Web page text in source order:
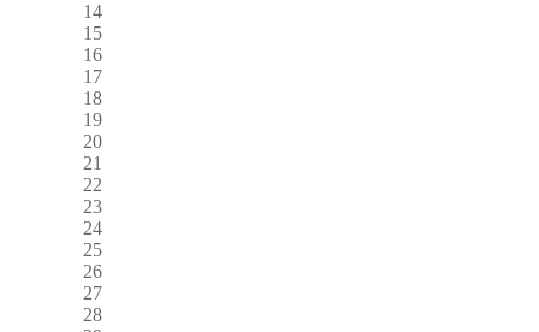
14
15
16
17
18
19
20
21
22
23
24
25
26
27
28